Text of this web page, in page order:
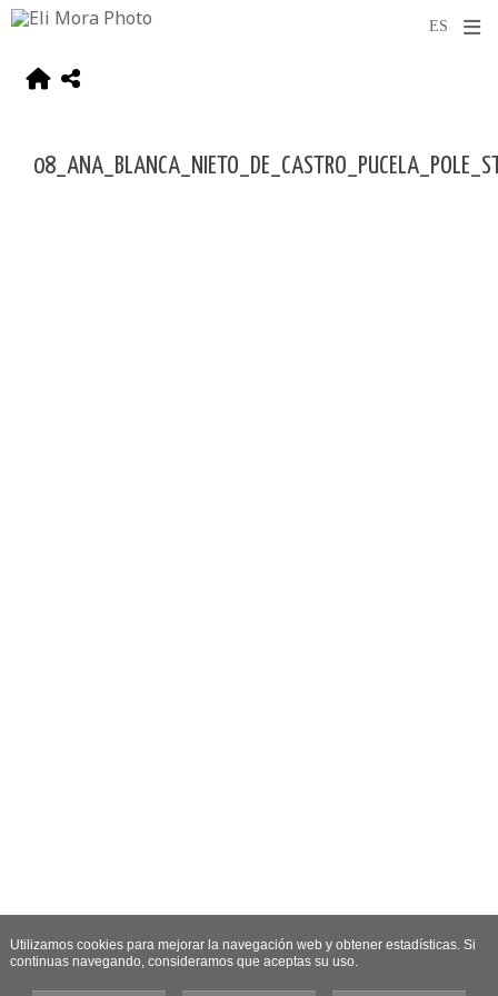
Utilizamos cookies para mejorar la navegación web y obtener estadísticas. Si
continuas navegando, consideramos que aceptas su uso.